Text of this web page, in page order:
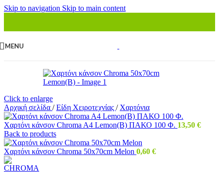
Skip to navigation Skip to main content
MENU
Click to enlarge
Αρχική σελίδα / Είδη Χειροτεχνίας / Χαρτόνια
Χαρτόνι κάνσον Chroma A4 Lemon(B) ΠΑΚΟ 100 Φ. 13,50 €
Back to products
Χαρτόνι κάνσον Chroma 50x70cm Melon 0,60 €